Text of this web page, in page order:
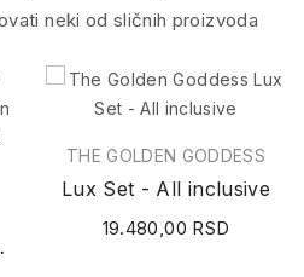
neki od sličnih proizvoda
THE GOLDEN GODDESS
Lux Set - All inclusive
19.480,00 RSD